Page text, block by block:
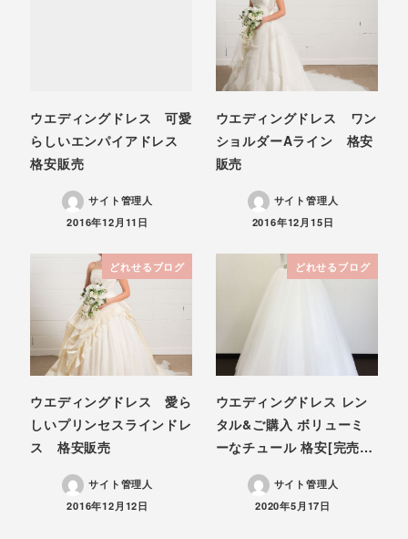
ウエディングドレス 可愛
らしいエンパイアドレス
格安販売
サイト管理人
投稿日
2016年12月11日
ウエディングドレス ワン
ショルダーAライン 格安
販売
サイト管理人
投稿日
2016年12月15日
どれせるブログ
ウエディングドレス 愛ら
しいプリンセスラインドレ
ス 格安販売
サイト管理人
投稿日
2016年12月12日
どれせるブログ
ウエディングドレス レン
タル&ご購入 ボリューミ
ーなチュール 格安[完売…
サイト管理人
投稿日
2020年5月17日